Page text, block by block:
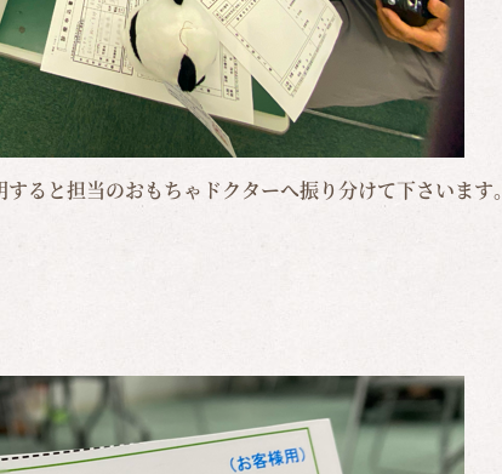
ると担当のおもちゃドクターへ振り分けて下さいます。